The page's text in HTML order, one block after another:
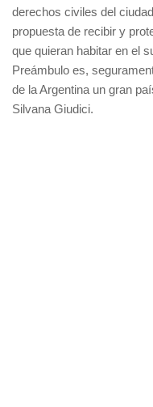
derechos civiles del
propuesta de recibir y
que quieran habitar en el
Preámbulo es,
de la Argentina un gran
Silvana Giudici.